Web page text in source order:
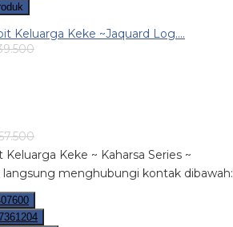
Keluarga Keke ~Jaquard Log....
Keluarga Keke ~ Kaharsa Series ~
langsung menghubungi kontak dibawah: